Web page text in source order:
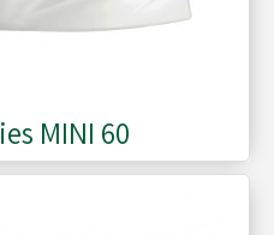
MINI 60